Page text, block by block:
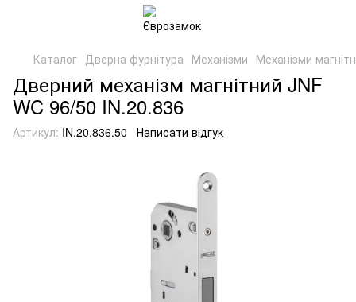
Каталог Дверна фурнітура Механізми Механізми
Дверний механізм магнітний JNF
WC 96/50 IN.20.836
Артикул: IN.20.836.50 Написати відгук